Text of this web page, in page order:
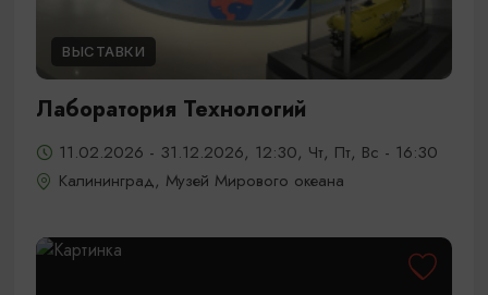
ВЫСТАВКИ
Лаборатория Технологий
11.02.2026 - 31.12.2026, 12:30, Чт, Пт, Вс - 16:30
Калининград, Музей Мирового океана